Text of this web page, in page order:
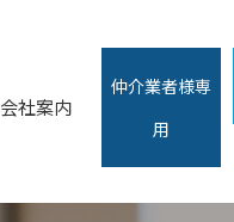
会社案内
仲介業者様専
用